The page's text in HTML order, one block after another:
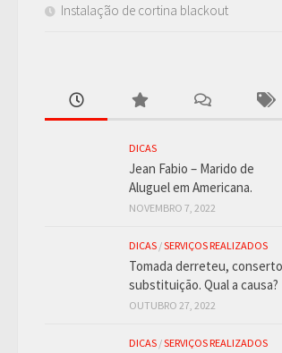
Instalação de cortina blackout
DICAS
Jean Fabio – Marido de
Aluguel em Americana.
NOVEMBRO 7, 2022
DICAS /SERVIÇOS REALIZADOS
Tomada derreteu,
substituição. Qual a causa?
OUTUBRO 27, 2022
DICAS /SERVIÇOS REALIZADOS